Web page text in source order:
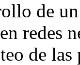
de
redes
de